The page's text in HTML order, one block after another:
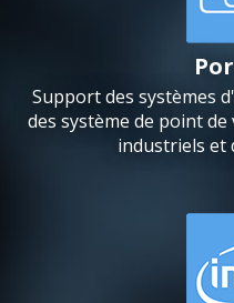
Support des systèmes
des système de point
industriels et